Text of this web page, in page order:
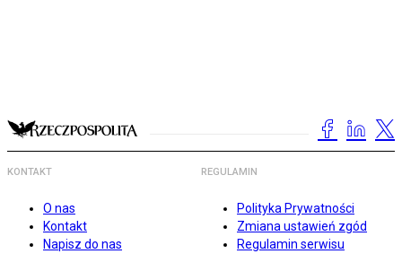
KONTAKT
O nas
Kontakt
Napisz do nas
REGULAMIN
Polityka Prywatności
Zmiana ustawień zgód
Regulamin serwisu